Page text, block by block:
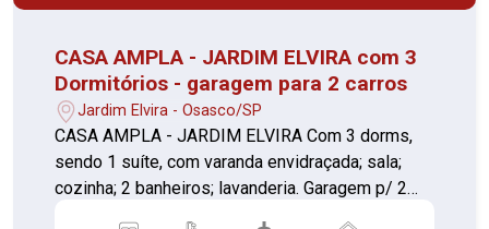
CASA AMPLA - JARDIM ELVIRA com 3
Dormitórios - garagem para 2 carros
Jardim Elvira - Osasco/SP
CASA AMPLA - JARDIM ELVIRA Com 3 dorms,
sendo 1 suíte, com varanda envidraçada; sala;
cozinha; 2 banheiros; lavanderia. Garagem p/ 2